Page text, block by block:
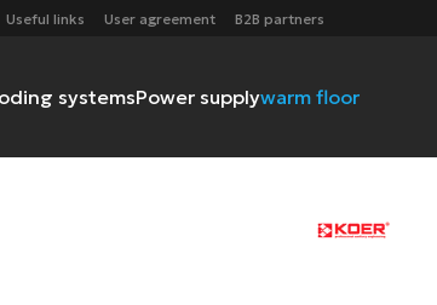
Useful links User agreement B2B partners
systemsPower supplywarm floor